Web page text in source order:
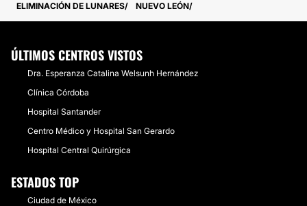
ELIMINACIÓN DE LUNARES
NUEVO LEÓN
ÚLTIMOS CENTROS VISTOS
Dra. Esperanza Catalina Welsunh Hernández
Clínica Córdoba
Hospital Santander
Centro Médico y Hospital San Gerardo
Hospital Central Quirúrgica
ESTADOS TOP
Ciudad de México